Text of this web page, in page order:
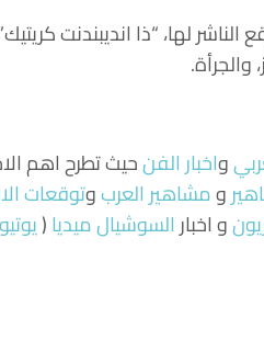
وجوه المشاهير منذ عام 1990، وينص الموقع
والجرأة.
واخبار الفنحيث تطرح اهم
ومشاهير العربوتوقعات
و اخبارالسوشيال ميديا(